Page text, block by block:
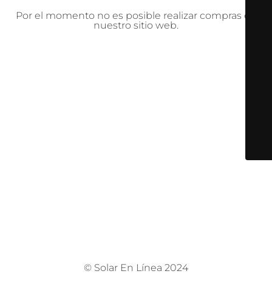
Por el momento no es posible realizar compras en
nuestro sitio web.
© Solar En Línea 2024